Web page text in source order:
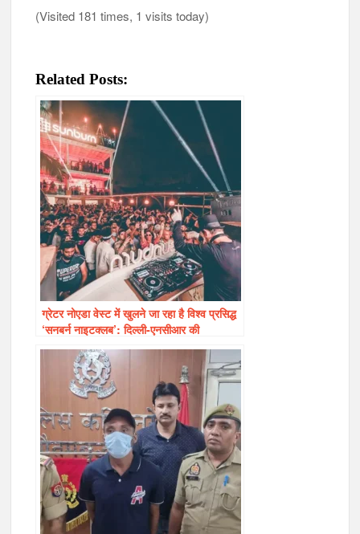
(Visited 181 times, 1 visits today)
Related Posts:
ग्रेटर नोएडा वेस्ट में खुलने जा रहा है विश्व प्रसिद्ध
‘सनबर्न नाइटक्लब’: दिल्ली-एनसीआर की
नाइटलाइफ़ को मिलेगा नया मुकाम